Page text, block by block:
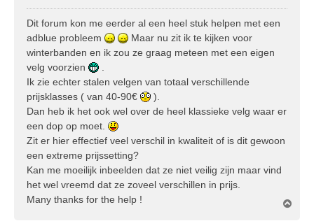
e
r
i
h
t
Dit forum kon me eerder al een heel stuk helpen met een
adblue probleem
Maar nu zit ik te kijken voor
winterbanden en ik zou ze graag meteen met een eigen
velg voorzien
Ik zie echter stalen velgen van totaal verschillende
prijsklasses ( van 40-90€
).
Dan heb ik het ook wel over de heel klassieke velg waar er
een dop op moet.
Zit er hier effectief veel verschil in kwaliteit of is dit gewoon
een extreme prijssetting?
Kan me moeilijk inbeelden dat ze niet veilig zijn maar vind
het wel vreemd dat ze zoveel verschillen in prijs.
Many thanks for the help !